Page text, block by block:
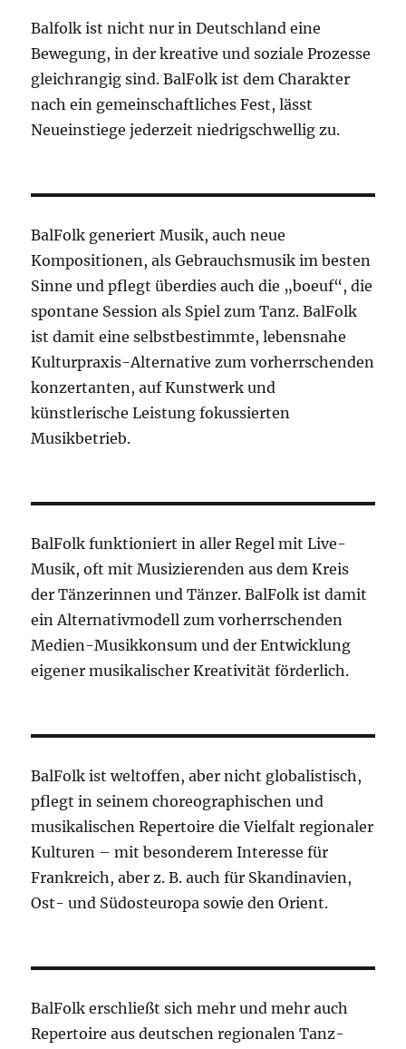
Balfolk ist nicht nur in Deutschland eine
Bewegung, in der kreative und soziale Prozesse
gleichrangig sind. BalFolk ist dem Charakter
nach ein gemeinschaftliches Fest, lässt
Neueinstiege jederzeit niedrigschwellig zu.
BalFolk generiert Musik, auch neue
Kompositionen, als Gebrauchsmusik im besten
Sinne und pflegt überdies auch die „boeuf“, die
spontane Session als Spiel zum Tanz. BalFolk
ist damit eine selbstbestimmte, lebensnahe
Kulturpraxis-Alternative zum vorherrschenden
konzertanten, auf Kunstwerk und
künstlerische Leistung fokussierten
Musikbetrieb.
BalFolk funktioniert in aller Regel mit Live-
Musik, oft mit Musizierenden aus dem Kreis
der Tänzerinnen und Tänzer. BalFolk ist damit
ein Alternativmodell zum vorherrschenden
Medien-Musikkonsum und der Entwicklung
eigener musikalischer Kreativität förderlich.
BalFolk ist weltoffen, aber nicht globalistisch,
pflegt in seinem choreographischen und
musikalischen Repertoire die Vielfalt regionaler
Kulturen – mit besonderem Interesse für
Frankreich, aber z. B. auch für Skandinavien,
Ost- und Südosteuropa sowie den Orient.
BalFolk erschließt sich mehr und mehr auch
Repertoire aus deutschen regionalen Tanz-